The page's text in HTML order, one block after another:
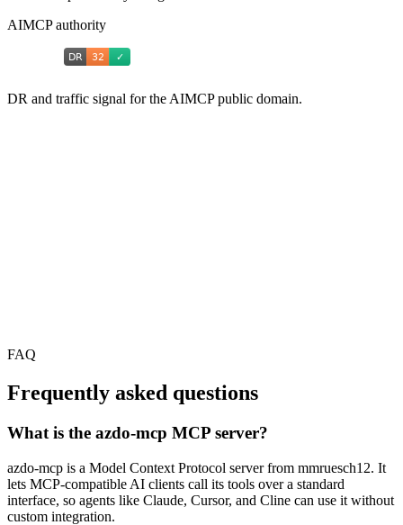
AIMCP authority
DR and traffic signal for the AIMCP public domain.
FAQ
Frequently asked questions
What is the azdo-mcp MCP server?
azdo-mcp is a Model Context Protocol server from mmruesch12. It
lets MCP-compatible AI clients call its tools over a standard
interface, so agents like Claude, Cursor, and Cline can use it without
custom integration.